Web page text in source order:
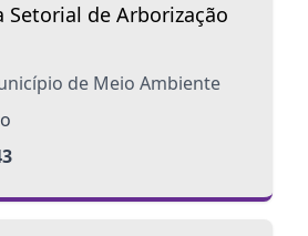
Setorial de Arborização
de Meio Ambiente